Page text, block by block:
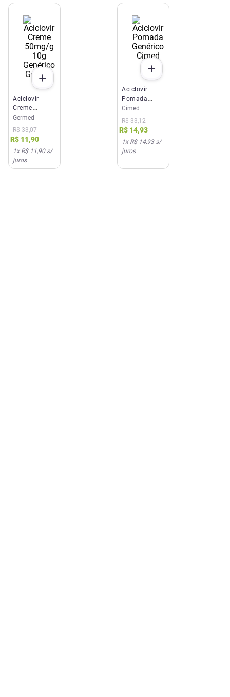
Aciclovir
Creme
50mg/g 10g
Genérico
Germed
Germed
R$ 33,07
R$ 11,90
1x R$ 11,90s/
juros
Aciclovir
Pomada
Genérico
Cimed 10g
Cimed
R$ 33,12
R$ 14,93
1x R$ 14,93s/
juros